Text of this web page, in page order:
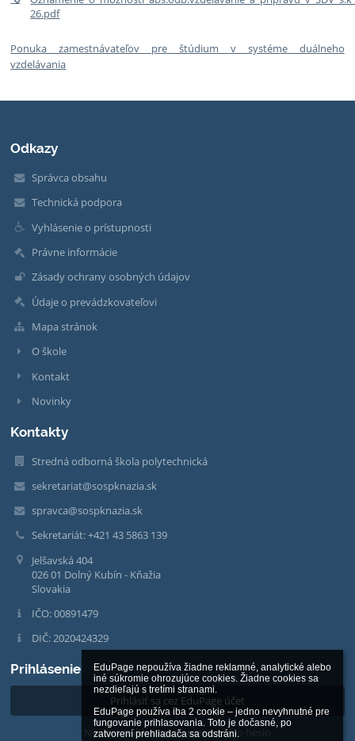
EduPage nepoužíva žiadne reklamné, analytické alebo
iné súkromie ohrozujúce cookies. Žiadne cookies sa
nezdieľajú s tretími stranami.
EduPage používa iba 2 cookie – jedno nevyhnutné pre
fungovanie prihlasovania. Toto je dočasné, po
zatvorení prehliadača sa odstráni.
duálneho
26.pdf
Ponuka zamestnávateľov pre štúdium v systéme duálneho
vzdelávania
Odkazy
Správca obsahu
Technická podpora
Vyhlásenie o prístupnosti
Právne informácie
Zásady ochrany osobných údajov
Údaje o prevádzkovateľovi
Mapa stránok
O škole
Kontakt
Novinky
Kontakty
Stredná odborná škola polytechnická
sekretariat@sospknazia.sk
spravca@sospknazia.sk
Sekretariát: +421 43 5863 139
Jelšavská 404
026 01 Dolný Kubín - Kňažia
Slovakia
IČO: 00891479
DIČ: 2020424329
Prihlásenie
Prihlásiť sa cez EduPage účet
Neviem prihlasovacie meno alebo heslo